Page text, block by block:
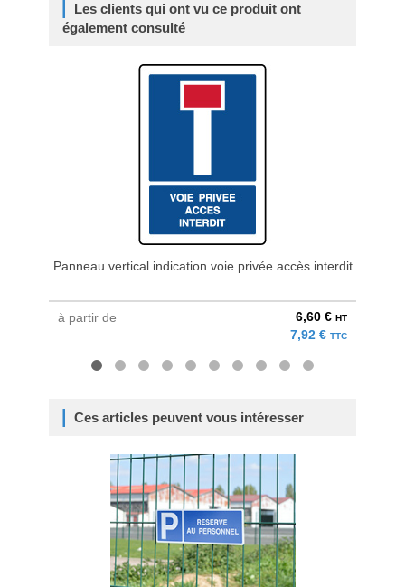
Les clients qui ont vu ce produit ont
également consulté
Panneau vertical indication voie privée accès interdit
à partir de 6,60 € HT
7,92 € TTC
Ces articles peuvent vous intéresser